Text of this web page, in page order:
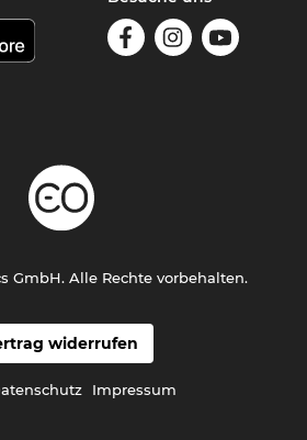
widerrufen
Impressum
GmbH. Alle Rechte vorbehalten.